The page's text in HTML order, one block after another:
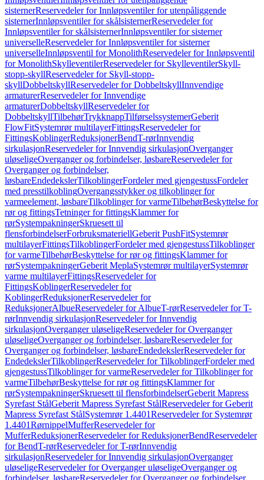
sisternerReservedeler for Innløpsventiler for utenpåliggende
sisternerInnløpsventiler for skålsisternerReservedeler for
Innløpsventiler for skålsisternerInnløpsventiler for sisterner
universelleReservedeler for Innløpsventiler for sisterner
universelleInnløpsventil for MonolithReservedeler for Innløpsventil
for MonolithSkylleventilerReservedeler for SkylleventilerSkyll-
stopp-skyllReservedeler for Skyll-stopp-
skyllDobbeltskyllReservedeler for DobbeltskyllInnvendige
armaturerReservedeler for Innvendige
armaturerDobbeltskyllReservedeler for
DobbeltskyllTilbehørTrykknappTilførselssystemerGeberit
FlowFitSystemrør multilayerFittingsReservedeler for
FittingsKoblingerReduksjonerBendT-rørInnvendig
sirkulasjonReservedeler for Innvendig sirkulasjonOverganger
uløseligeOverganger og forbindelser, løsbareReservedeler for
Overganger og forbindelser,
løsbareEndedekslerTilkoblingerFordeler med gjengestussFordeler
med presstilkoblingOvergangsstykker og tilkoblinger for
varmeelement, løsbareTilkoblinger for varmeTilbehørBeskyttelse for
rør og fittingsTetninger for fittingsKlammer for
rørSystempakningerSkruesett til
flensforbindelserForbruksmateriellGeberit PushFitSystemrør
multilayerFittingsTilkoblingerFordeler med gjengestussTilkoblinger
for varmeTilbehørBeskyttelse for rør og fittingsKlammer for
rørSystempakningerGeberit MeplaSystemrør multilayerSystemrør
varme multilayerFittingsReservedeler for
FittingsKoblingerReservedeler for
KoblingerReduksjonerReservedeler for
ReduksjonerAlbueReservedeler for AlbueT-rørReservedeler for T-
rørInnvendig sirkulasjonReservedeler for Innvendig
sirkulasjonOverganger uløseligeReservedeler for Overganger
uløseligeOverganger og forbindelser, løsbareReservedeler for
Overganger og forbindelser, løsbareEndedekslerReservedeler for
EndedekslerTilkoblingerReservedeler for TilkoblingerFordeler med
gjengestussTilkoblinger for varmeReservedeler for Tilkoblinger for
varmeTilbehørBeskyttelse for rør og fittingsKlammer for
rørSystempakningerSkruesett til flensforbindelserGeberit Mapress
Syrefast StålGeberit Mapress Syrefast StålReservedeler for Geberit
Mapress Syrefast StålSystemrør 1.4401Reservedeler for Systemrør
1.4401RørnippelMufferReservedeler for
MufferReduksjonerReservedeler for ReduksjonerBendReservedeler
for BendT-rørReservedeler for T-rørInnvendig
sirkulasjonReservedeler for Innvendig sirkulasjonOverganger
uløseligeReservedeler for Overganger uløseligeOverganger og
forbindelser, løsbareReservedeler for Overganger og forbindelser,